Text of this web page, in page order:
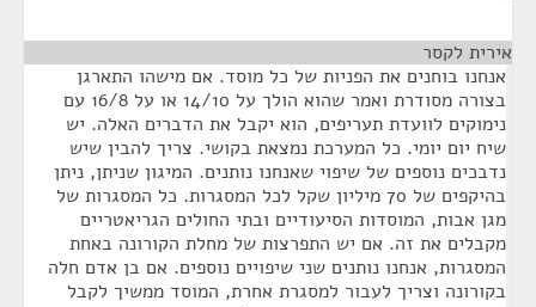
אירית לקסר
אנחנו בוחנים את הפניות של כל מוסד. אם מישהו התארגן
בצורה מסודרת ואמר שהוא הולך על 14/10 או על 16/8 עם
נימוקים לוועדת תעריפים, הוא יקבל את הדברים האלה. יש
שיח יום יומי. כל המערכת נמצאת בקושי. צריך להבין שיש
נדבכים נוספים של שיפוי שאנחנו נותנים. המיגון שניתן, ניתן
בהיקפים של 70 מיליון שקל לכל המסגרות. כל המסגרות של
מגן אבות, המוסדות הסיעודיים ובתי החולים הגריאטריים
מקבלים את זה. אם יש התפרצות של מחלת הקורונה באחת
המסגרות, אנחנו נותנים שני שיפויים נוספים. אם בן אדם חלה
בקורונה וצריך לעבור למסגרת אחרת, המוסד ממשיך לקבל